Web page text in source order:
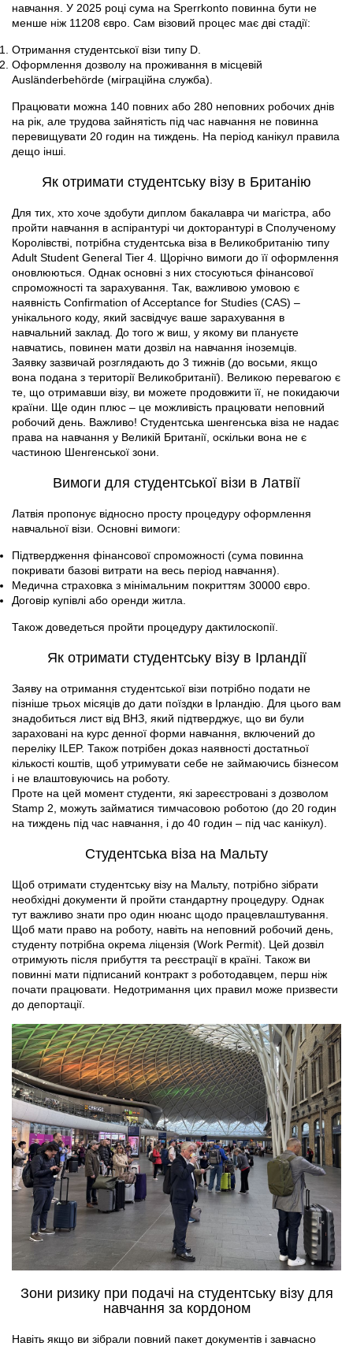
навчання. У 2025 році сума на Sperrkonto повинна бути не
менше ніж 11208 євро. Сам візовий процес має дві стадії:
Отримання студентської візи типу D.
Оформлення дозволу на проживання в місцевій
Ausländerbehörde (міграційна служба).
Працювати можна 140 повних або 280 неповних робочих днів
на рік, але трудова зайнятість під час навчання не повинна
перевищувати 20 годин на тиждень. На період канікул правила
дещо інші.
Як отримати студентську візу в Британію
Для тих, хто хоче здобути диплом бакалавра чи магістра, або
пройти навчання в аспірантурі чи докторантурі в Сполученому
Королівстві, потрібна студентська віза в Великобританію типу
Adult Student General Tier 4. Щорічно вимоги до її оформлення
оновлюються. Однак основні з них стосуються фінансової
спроможності та зарахування. Так, важливою умовою є
наявність Confirmation of Acceptance for Studies (CAS) –
унікального коду, який засвідчує ваше зарахування в
навчальний заклад. До того ж виш, у якому ви плануєте
навчатись, повинен мати дозвіл на навчання іноземців.
Заявку зазвичай розглядають до 3 тижнів (до восьми, якщо
вона подана з території Великобританії). Великою перевагою є
те, що отримавши візу, ви можете продовжити її, не покидаючи
країни. Ще один плюс – це можливість працювати неповний
робочий день. Важливо! Студентська шенгенська віза не надає
права на навчання у Великій Британії, оскільки вона не є
частиною Шенгенської зони.
Вимоги для студентської візи в Латвії
Латвія пропонує відносно просту процедуру оформлення
навчальної візи. Основні вимоги:
Підтвердження фінансової спроможності (сума повинна
покривати базові витрати на весь період навчання).
Медична страховка з мінімальним покриттям 30000 євро.
Договір купівлі або оренди житла.
Також доведеться пройти процедуру дактилоскопії.
Як отримати студентську візу в Ірландії
Заяву на отримання студентської візи потрібно подати не
пізніше трьох місяців до дати поїздки в Ірландію. Для цього вам
знадобиться лист від ВНЗ, який підтверджує, що ви були
зараховані на курс денної форми навчання, включений до
переліку ILEP. Також потрібен доказ наявності достатньої
кількості коштів, щоб утримувати себе не займаючись бізнесом
і не влаштовуючись на роботу.
Проте на цей момент студенти, які зареєстровані з дозволом
Stamp 2, можуть займатися тимчасовою роботою (до 20 годин
на тиждень під час навчання, і до 40 годин – під час канікул).
Студентська віза на Мальту
Щоб отримати студентську візу на Мальту, потрібно зібрати
необхідні документи й пройти стандартну процедуру. Однак
тут важливо знати про один нюанс щодо працевлаштування.
Щоб мати право на роботу, навіть на неповний робочий день,
студенту потрібна окрема ліцензія (Work Permit). Цей дозвіл
отримують після прибуття та реєстрації в країні. Також ви
повинні мати підписаний контракт з роботодавцем, перш ніж
почати працювати. Недотримання цих правил може призвести
до депортації.
Зони ризику при подачі на студентську візу для
навчання за кордоном
Навіть якщо ви зібрали повний пакет документів і завчасно